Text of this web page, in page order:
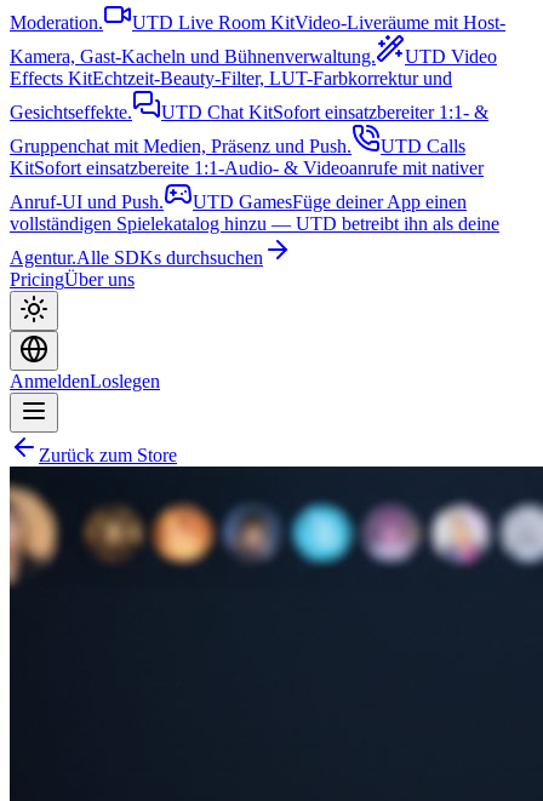
Moderation.
UTD Live Room KitVideo-Liveräume mit Host-
Kamera, Gast-Kacheln und Bühnenverwaltung.
UTD Video
Effects KitEchtzeit-Beauty-Filter, LUT-Farbkorrektur und
Gesichtseffekte.
UTD Chat KitSofort einsatzbereiter 1:1- &
Gruppenchat mit Medien, Präsenz und Push.
UTD Calls
KitSofort einsatzbereite 1:1-Audio- & Videoanrufe mit nativer
Anruf-UI und Push.
UTD GamesFüge deiner App einen
vollständigen Spielekatalog hinzu — UTD betreibt ihn als deine
Agentur.Alle SDKs durchsuchen
PricingÜber uns
AnmeldenLoslegen
Zurück zum Store